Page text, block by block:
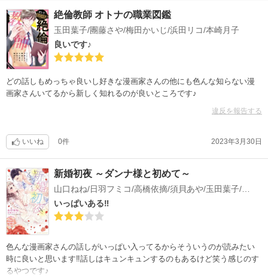
絶倫教師 オトナの職業図鑑
玉田葉子/團藤さや/梅田かいじ/浜田リコ/本崎月子
良いです♪
どの話しもめっちゃ良いし好きな漫画家さんの他にも色んな知らない漫
画家さんいてるから新しく知れるのが良いところです♪
違反を報告する
いいね 0件 2023年3月30日
新婚初夜 ～ダンナ様と初めて～
いっぱいある‼︎
色んな漫画家さんの話しがいっぱい入ってるからそういうのが読みたい
時に良いと思います‼︎話しはキュンキュンするのもあるけど笑う感じのす
るやつです♪